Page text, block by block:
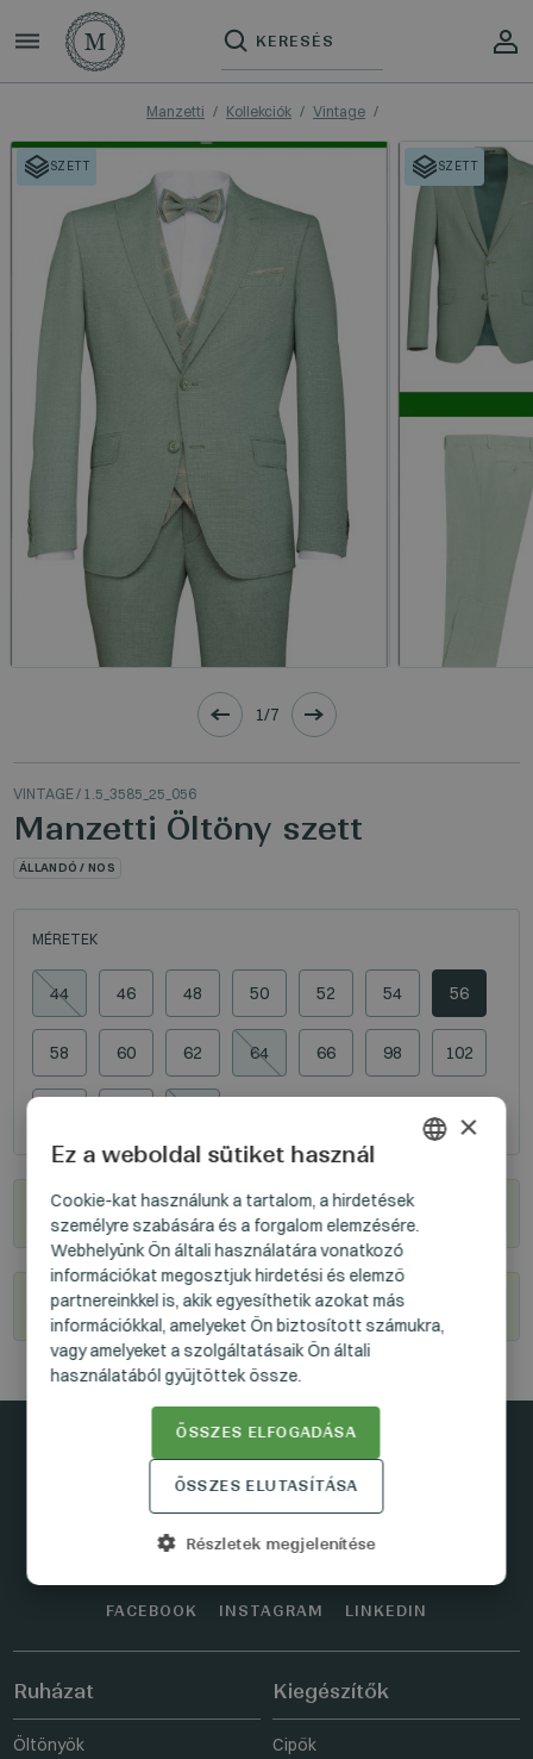
Manzetti Kollekciók Vintage
SZETT SZETT
1/7
VINTAGE/ 1.5_3585_25_056
Manzetti Öltöny szett
ÁLLANDÓ / NOS
MÉRETEK
44 46 48 50 52 54 56
58 60 62 64 66 98 102
Hol kapható?
Legyél viszonteladónk
Maradjunk kapcsolatban
FACEBOOK INSTAGRAM LINKEDIN
Ruházat
Öltönyök
Kiegészítők
Cipők
HUNGARIAN
GERMAN
ENGLISH
×
Ez a weboldal sütiket használ
Cookie-kat használunk a tartalom, a hirdetések
személyre szabására és a forgalom elemzésére.
Webhelyünk Ön általi használatára vonatkozó
információkat megosztjuk hirdetési és elemző
partnereinkkel is, akik egyesíthetik azokat más
információkkal, amelyeket Ön biztosított számukra,
vagy amelyeket a szolgáltatásaik Ön általi
használatából gyűjtöttek össze.
ÖSSZES ELFOGADÁSA
ÖSSZES ELUTASÍTÁSA
Részletek megjelenítése